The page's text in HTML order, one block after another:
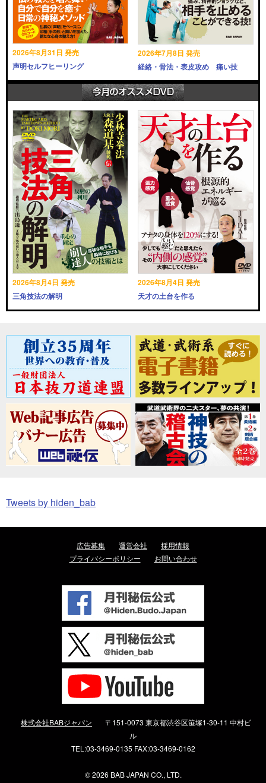
2026年8月31日 発売
声明セルフヒーリング
2026年7月8日 発売
経絡・骨法・表皮攻め 痛い技
2026年8月4日 発売
三角技法の解明
2026年8月4日 発売
天才の土台を作る
Tweets by hiden_bab
広告募集 運営会社
採用情報
プライバシーポリシー
お問い合わせ
株式会社BABジャパン
〒151-0073 東京都渋谷区笹塚1-30-11 中村ビ
ル
TEL:03-3469-0135 FAX:03-3469-0162
©2026 BAB JAPAN CO., LTD.